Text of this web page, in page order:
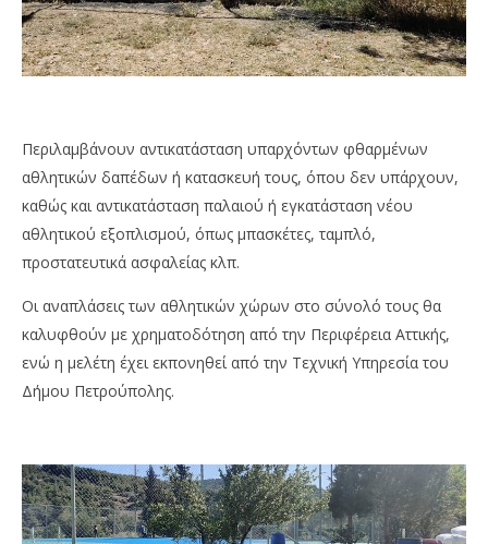
Περιλαμβάνουν αντικατάσταση υπαρχόντων φθαρμένων
αθλητικών δαπέδων ή κατασκευή τους, όπου δεν υπάρχουν,
καθώς και αντικατάσταση παλαιού ή εγκατάσταση νέου
αθλητικού εξοπλισμού, όπως μπασκέτες, ταμπλό,
προστατευτικά ασφαλείας κλπ.
Οι αναπλάσεις των αθλητικών χώρων στο σύνολό τους θα
καλυφθούν με χρηματοδότηση από την Περιφέρεια Αττικής,
ενώ η μελέτη έχει εκπονηθεί από την Τεχνική Υπηρεσία του
Δήμου Πετρούπολης.